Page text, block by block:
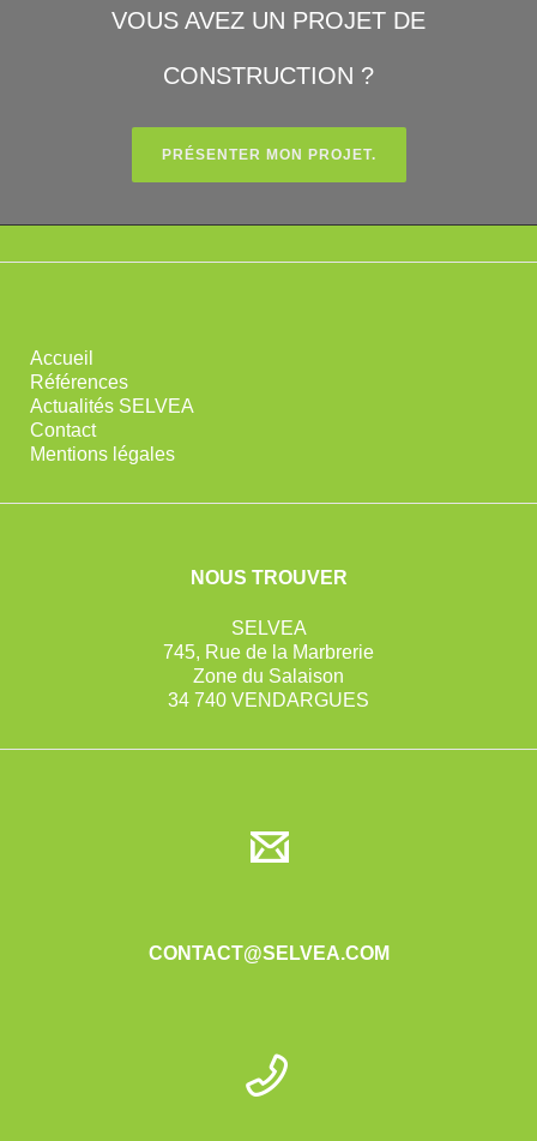
VOUS AVEZ UN PROJET DE
CONSTRUCTION ?
PRÉSENTER MON PROJET.
Accueil
Références
Actualités SELVEA
Contact
Mentions légales
NOUS TROUVER
SELVEA
745, Rue de la Marbrerie
Zone du Salaison
34 740 VENDARGUES
CONTACT@SELVEA.COM